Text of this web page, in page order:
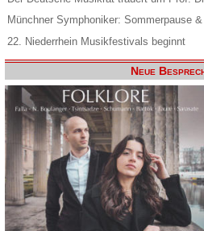
Münchner Symphoniker: Sommerpause
22. Niederrhein Musikfestivals beginnt
Neue